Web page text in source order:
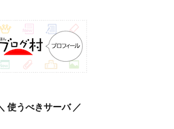
使うべきサーバ ／